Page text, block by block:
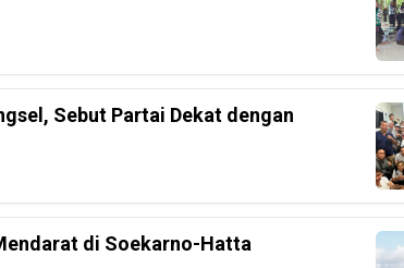
Sebut Partai Dekat dengan
di Soekarno-Hatta